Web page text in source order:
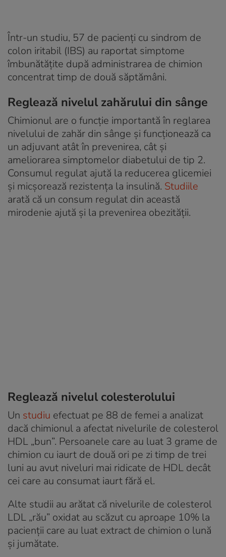
Într-un studiu, 57 de pacienți cu sindrom de
colon iritabil (IBS) au raportat simptome
îmbunătățite după administrarea de chimion
concentrat timp de două săptămâni.
Reglează nivelul zahărului din sânge
Chimionul are o funcție importantă în reglarea
nivelului de zahăr din sânge și funcționează ca
un adjuvant atât în prevenirea, cât și
ameliorarea simptomelor diabetului de tip 2.
Consumul regulat ajută la reducerea glicemiei
și micșorează rezistența la insulină. Studiile
arată că un consum regulat din această
mirodenie ajută și la prevenirea obezității.
Reglează nivelul colesterolului
Un studiu efectuat pe 88 de femei a analizat
dacă chimionul a afectat nivelurile de colesterol
HDL „bun”. Persoanele care au luat 3 grame de
chimion cu iaurt de două ori pe zi timp de trei
luni au avut niveluri mai ridicate de HDL decât
cei care au consumat iaurt fără el.
Alte studii au arătat că nivelurile de colesterol
LDL „rău” oxidat au scăzut cu aproape 10% la
pacienții care au luat extract de chimion o lună
și jumătate.